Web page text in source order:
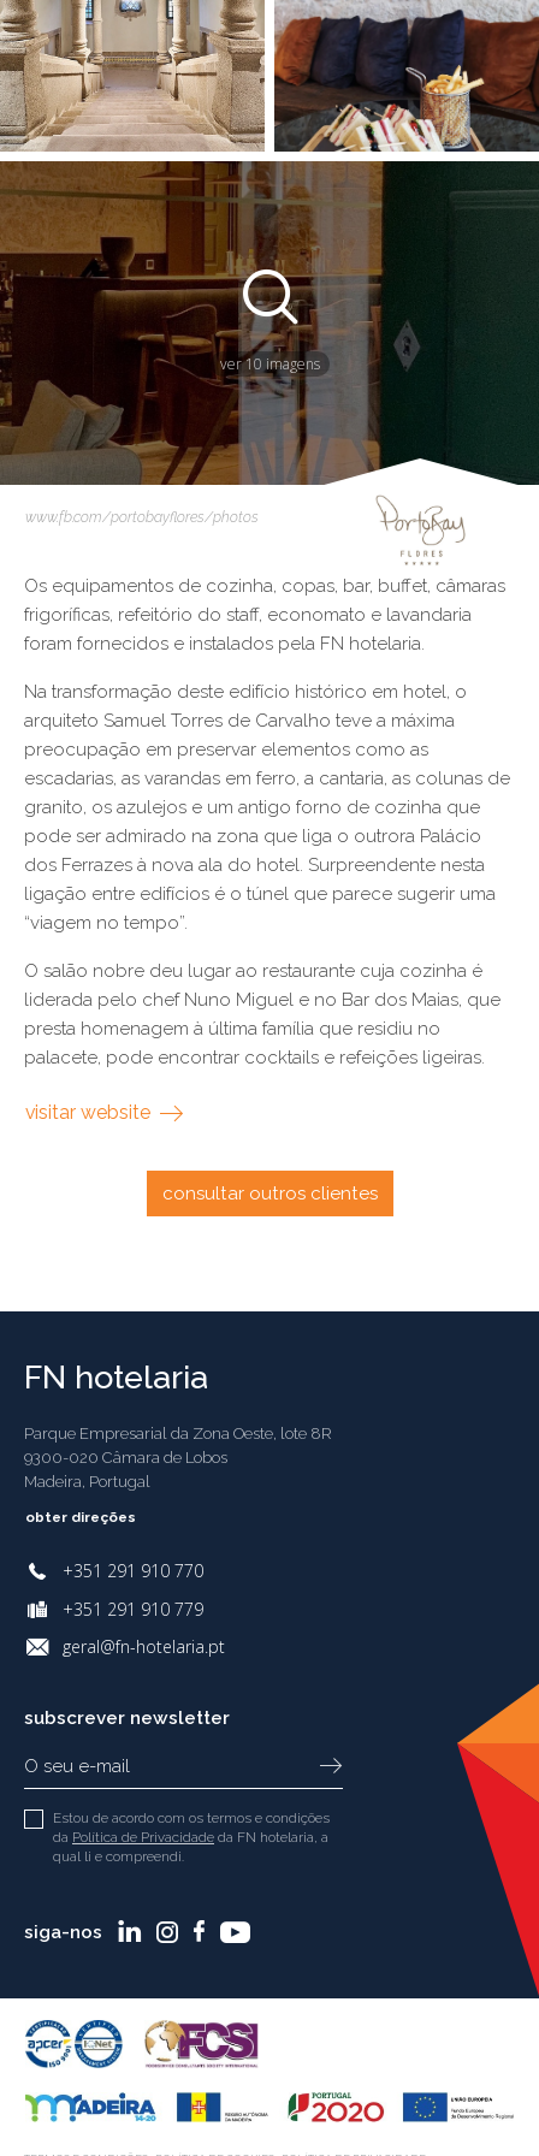
ver 10 imagens
www.fb.com/portobayflores/photos
Os equipamentos de cozinha, copas, bar, buffet, câmaras
frigoríficas, refeitório do staff, economato e lavandaria
foram fornecidos e instalados pela FN hotelaria.
Na transformação deste edifício histórico em hotel, o
arquiteto Samuel Torres de Carvalho teve a máxima
preocupação em preservar elementos como as
escadarias, as varandas em ferro, a cantaria, as colunas de
granito, os azulejos e um antigo forno de cozinha que
pode ser admirado na zona que liga o outrora Palácio
dos Ferrazes à nova ala do hotel. Surpreendente nesta
ligação entre edifícios é o túnel que parece sugerir uma
“viagem no tempo”.
O salão nobre deu lugar ao restaurante cuja cozinha é
liderada pelo chef Nuno Miguel e no Bar dos Maias, que
presta homenagem à última família que residiu no
palacete, pode encontrar cocktails e refeições ligeiras.
visitar website
consultar outros clientes
FN hotelaria
Parque Empresarial da Zona Oeste, lote 8R
9300-020 Câmara de Lobos
Madeira, Portugal
obter direções
+351 291 910 770
+351 291 910 779
geral@fn-hotelaria.pt
subscrever newsletter
Estou de acordo com os termos e condições
da Política de Privacidade da FN hotelaria, a
qual li e compreendi.
siga-nos